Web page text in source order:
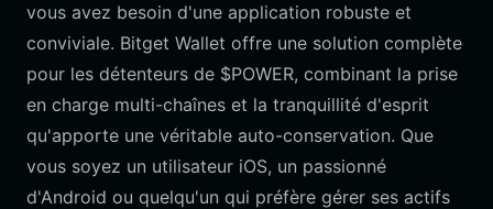
vous avez besoin d'une application robuste et
conviviale. Bitget Wallet offre une solution complète
pour les détenteurs de $POWER, combinant la prise
en charge multi-chaînes et la tranquillité d'esprit
qu'apporte une véritable auto-conservation. Que
vous soyez un utilisateur iOS, un passionné
d'Android ou quelqu'un qui préfère gérer ses actifs